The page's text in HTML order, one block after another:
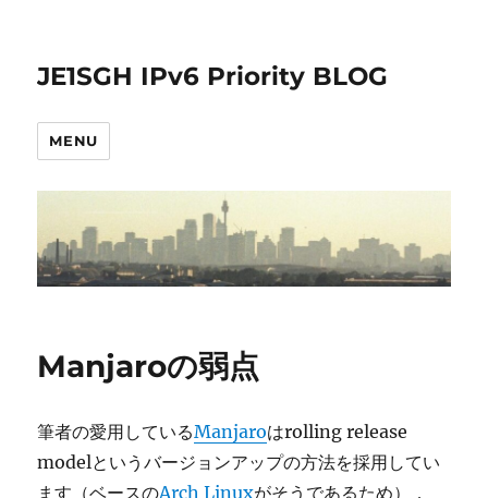
JE1SGH IPv6 Priority BLOG
MENU
Manjaroの弱点
筆者の愛用しているManjaroはrolling release
modelというバージョンアップの方法を採用してい
ます（ベースのArch Linuxがそうであるため）．